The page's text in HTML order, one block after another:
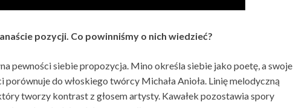
pozycji. Co powinniśmy o nich wiedzieć?
pewności siebie propozycja. Mino określa siebie jako poetę, a swoje
porównuje do włoskiego twórcy Michała Anioła. Linię melodyczną
tworzy kontrast z głosem artysty. Kawałek pozostawia spory